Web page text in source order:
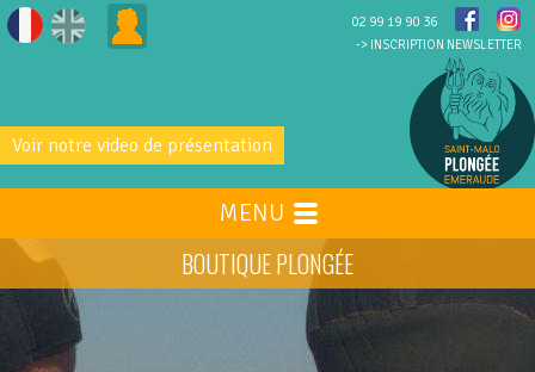
-> INSCRIPTION NEWSLETTER
02 99 19 90 36
Voir notre video de présentation
BOUTIQUE PLONGÉE
MENU